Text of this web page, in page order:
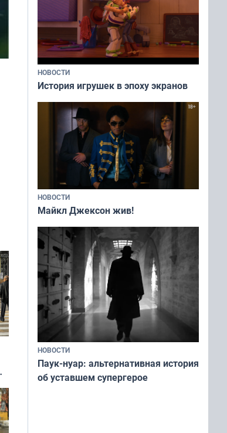
НОВОСТИ
История игрушек в эпоху экранов
НОВОСТИ
Майкл Джексон жив!
НОВОСТИ
Паук-нуар: альтернативная история
об уставшем супергерое